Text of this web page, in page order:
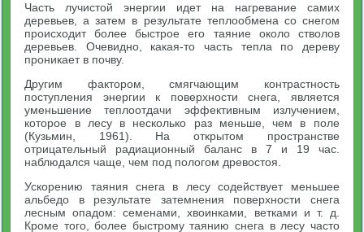
Часть лучистой энергии идет на нагревание самих
деревьев, а затем в результате теплообмена со снегом
происходит более быстрое его таяние около стволов
деревьев. Очевидно, какая-то часть тепла по дереву
проникает в почву.
Другим фактором, смягчающим контрастность
поступления энергии к поверхности снега, является
уменьшение теплоотдачи эффективным излучением,
которое в лесу в несколько раз меньше, чем в поле
(Кузьмин, 1961). На открытом пространстве
отрицательный радиационный баланс в 7 и 19 час.
наблюдался чаще, чем под пологом древостоя.
Ускорению таяния снега в лесу содействует меньшее
альбедо в результате затемнения поверхности снега
лесным опадом: семенами, хвоинками, ветками и т. д.
Кроме того, более быстрому таянию снега в лесу часто